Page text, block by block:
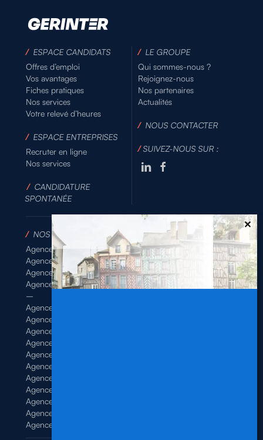
/ ESPACE CANDIDATS
Offres d’emploi
Vos avantages
Fiches pratiques
Nos services
Votre relevé d’heures
/ ESPACE ENTREPRISES
Recruter en ligne
Nos services
/ CANDIDATURE
SPONTANÉE
/ LE GROUPE
Qui sommes-nous ?
Rejoignez-nous
Nos partenaires
Actualités
/NOUS CONTACTER
/SUIVEZ-NOUS SUR :
/ NOS AGENCES
Agence de Rennes Industrie
Agence de Rennes Généraliste
Agence de Rennes BTP
Agence de Rennes Tertiaire
–
Agence de Brest
Agence de Dinan
Agence de Lamballe
Agence de Landivisiau
Agence de Pontivy
Agence de Quimper
Agence de Quimperlé
Agence de Saint-Brieuc
Agence de Saint-Malo
Agence de Vannes
Agence de Vitré